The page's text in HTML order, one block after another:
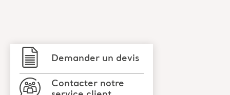
Demander un devis
Contacter notre